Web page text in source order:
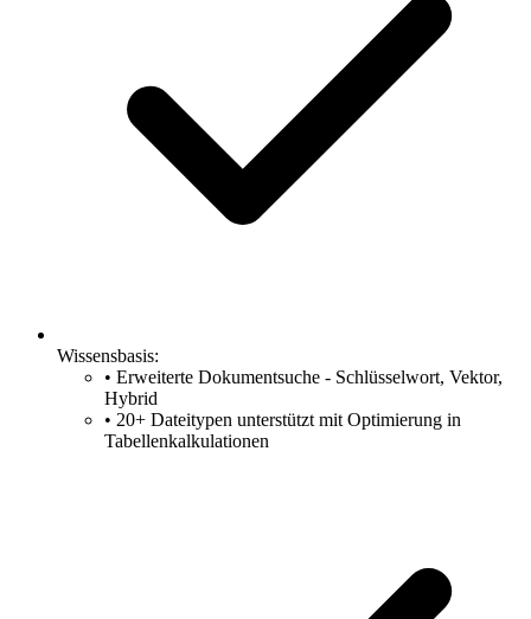
Wissensbasis:
• Erweiterte Dokumentsuche - Schlüsselwort, Vektor,
Hybrid
• 20+ Dateitypen unterstützt mit Optimierung in
Tabellenkalkulationen